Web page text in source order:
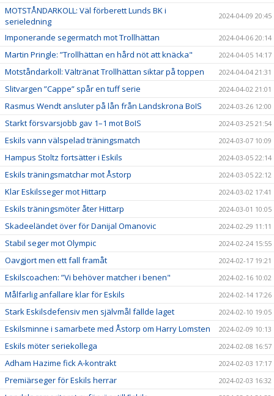
MOTSTÅNDARKOLL: Väl förberett Lunds BK i
serieledning
2024-04-09 20:45
Imponerande segermatch mot Trollhättan 2024-04-06 20:14
Martin Pringle: ”Trollhättan en hård nöt att knäcka" 2024-04-05 14:17
Motståndarkoll: Vältränat Trollhättan siktar på toppen 2024-04-04 21:31
Slitvargen ”Cappe” spår en tuff serie 2024-04-02 21:01
Rasmus Wendt ansluter på lån från Landskrona BoIS 2024-03-26 12:00
Starkt försvarsjobb gav 1–1 mot BoIS 2024-03-25 21:54
Eskils vann välspelad träningsmatch 2024-03-07 10:09
Hampus Stoltz fortsätter i Eskils 2024-03-05 22:14
Eskils träningsmatchar mot Åstorp 2024-03-05 22:12
Klar Eskilsseger mot Hittarp 2024-03-02 17:41
Eskils träningsmöter åter Hittarp 2024-03-01 10:05
Skadeeländet över för Danijal Omanovic 2024-02-29 11:11
Stabil seger mot Olympic 2024-02-24 15:55
Oavgjort men ett fall framåt 2024-02-17 19:21
Eskilscoachen: ”Vi behöver matcher i benen" 2024-02-16 10:02
Målfarlig anfallare klar för Eskils 2024-02-14 17:26
Stark Eskilsdefensiv men självmål fällde laget 2024-02-10 19:05
Eskilsminne i samarbete med Åstorp om Harry Lomsten 2024-02-09 10:13
Eskils möter seriekollega 2024-02-08 16:57
Adham Hazime fick A-kontrakt 2024-02-03 17:17
Premiärseger för Eskils herrar 2024-02-03 16:32